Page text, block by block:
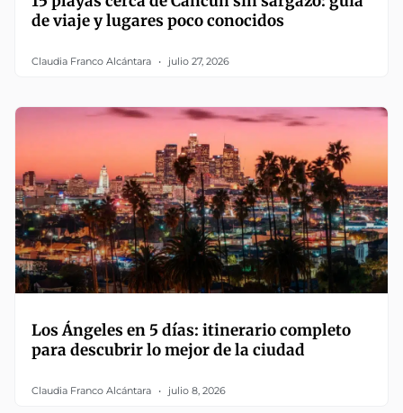
de viaje y lugares poco conocidos
Claudia Franco Alcántara julio 27, 2026
Los Ángeles en 5 días: itinerario completo
para descubrir lo mejor de la ciudad
Claudia Franco Alcántara julio 8, 2026